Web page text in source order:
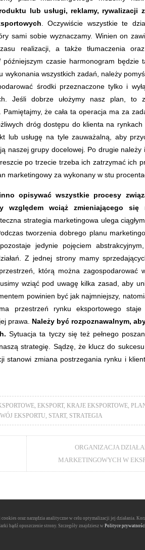
lub usługi, reklamy, rywalizacji
. Oczywiście wszystkie te
sami sobie wyznaczamy. Winien on
realizacji, a także tłumaczenia
czasie harmonogram będzie
wykonania wszystkich zadań, należy
środki przeznaczone tylko i
Jeśli dobrze ułożymy nasz plan, to
że cała ta operacja ma za
dróg dostępu do klienta na rynkach
lub usługę na tyle zauważalną, aby
naszej grupy docelowej. Po drugie należy
po trzecie trzeba ich zatrzymać ich
marketingowy za wykonany w stu
opisywać wszystkie procesy
względem wciąż zmieniającego się
strategia marketingowa ulega
tworzenia dobrego planu
jedynie pojęciem
Z jednej strony mamy
którą można zagospodarować
wziąć pod uwagę kilka zasad, aby
powinien być jak najmniejszy,
przestrzeń rynku eksportowego staje
prawa. Należy być rozpoznawalnym,
Sytuacja ta tyczy się też pełnego
strategię. Sądzę, że klucz do
stanowi zmiana postrzegania rynku i
, EKSPORT, KRAJE EKSPORTOWE,
EKSPORTU START, STRATEGIA
ORGANIZACJA
MARKETINGOWYCH W
oraz narzędzia analityczne w celu optymalizacji jej działania.
bądź opuszczenie strony. Szczegóły znajdziesz w Polityce prywatności